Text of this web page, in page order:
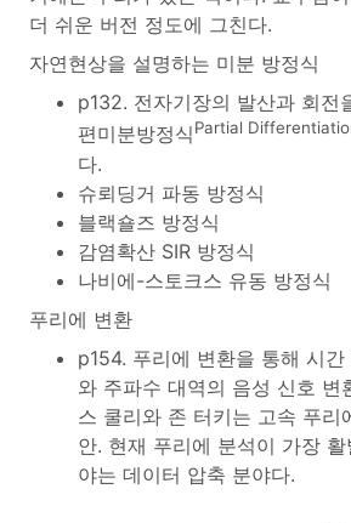
더 쉬운 버전 정도에 그친다.
자연현상을 설명하는 미분 방정식
p132. 전자기장의 발산과 회전
편미분방정식Partial
다.
슈뢰딩거 파동 방정식
블랙숄즈 방정식
감염확산 SIR 방정식
나비에-스토크스 유동 방정식
푸리에 변환
p154. 푸리에 변환을 통해 시
와 주파수 대역의 음성 신호 변
스 쿨리와 존 터키는 고속 푸리
안. 현재 푸리에 분석이 가장
야는 데이터 압축 분야다.